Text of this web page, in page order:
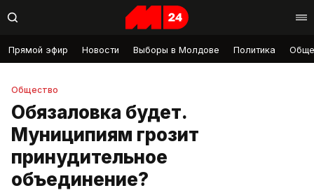
Прямой эфир Новости Выборы в Молдове Политика
Общество
Обязаловка будет.
Муниципиям грозит
принудительное
объединение?